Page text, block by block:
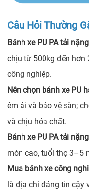
Câu Hỏi Thường
Bánh xe PU PA tải
chịu từ 500kg đến hơn
công nghiệp.
Nên chọn bánh xe PU
êm ái và bảo vệ sàn;
và chịu hóa chất.
Bánh xe PU PA tải
mòn cao, tuổi thọ 3–5
Mua bánh xe công
là địa chỉ đáng tin cậy